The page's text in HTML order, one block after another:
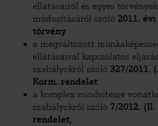
ellátásairól és egyes törvények
módosításáról szóló 2011. évi
törvény
a megváltozott
ellátásaival kapcsolatos
szabályokról szóló 327/2011.
Korm. rendelet
a komplex minősítésre
szabályokról szóló 7/2012. (II.
rendelet,